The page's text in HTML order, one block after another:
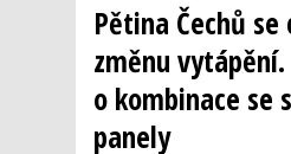
Pětina Čechů se
změnu
o kombinace se
panely